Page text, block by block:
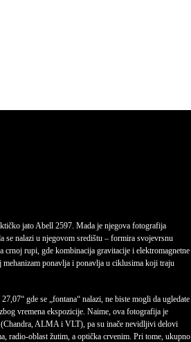
jato Abell 2597. Mada je njegova fotografija
se nalazi u njegovom središtu – formira svojevrsnu
crnoj rupi, gde kombinacija gravitacije i elektromagnetne
mehanizam ponavlja i ponavlja u ciklusima koji traju
27,07“ gde se „fontana“ nalazi, ne biste mogli da ugledate
vremena ekspozicije. Naime, ova fotografija je
ALMA i VLT), pa su inače nevidljivi delovi
radio-oblast žutim, a optička crvenim. Pri tome, ukupno